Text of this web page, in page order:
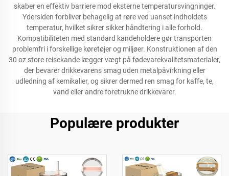
skaber en effektiv barriere mod eksterne temperatursvingninger.
Ydersiden forbliver behagelig at røre ved uanset indholdets
temperatur, hvilket sikrer sikker håndtering i alle forhold.
Kompatibiliteten med standard kandeholdere gør transporten
problemfri i forskellige køretøjer og miljøer. Konstruktionen af den
30 oz store reisekande lægger vægt på fødevarekvalitetsmaterialer,
der bevarer drikkevarens smag uden metalpåvirkning eller
udledning af kemikalier, og sikrer dermed ren smag for kaffe, te,
vand eller andre foretrukne drikkevarer.
Populære produkter